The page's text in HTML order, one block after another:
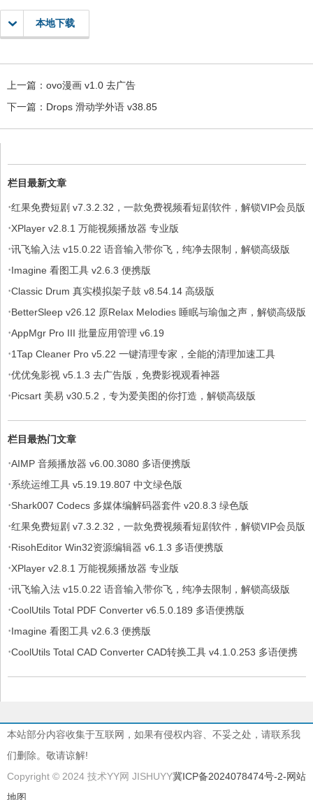
本地下载
上一篇： ovo漫画 v1.0 去广告
下一篇： Drops 滑动学外语 v38.85
栏目最新文章
·红果免费短剧 v7.3.2.32，一款免费视频看短剧软件，解锁VIP会员版
·XPlayer v2.8.1 万能视频播放器 专业版
·讯飞输入法 v15.0.22 语音输入带你飞，纯净去限制，解锁高级版
·Imagine 看图工具 v2.6.3 便携版
·Classic Drum 真实模拟架子鼓 v8.54.14 高级版
·BetterSleep v26.12 原Relax Melodies 睡眠与瑜伽之声，解锁高级版
·AppMgr Pro III 批量应用管理 v6.19
·1Tap Cleaner Pro v5.22 一键清理专家，全能的清理加速工具
·优优兔影视 v5.1.3 去广告版，免费影视观看神器
·Picsart 美易 v30.5.2，专为爱美图的你打造，解锁高级版
栏目最热门文章
·AIMP 音频播放器 v6.00.3080 多语便携版
·系统运维工具 v5.19.19.807 中文绿色版
·Shark007 Codecs 多媒体编解码器套件 v20.8.3 绿色版
·红果免费短剧 v7.3.2.32，一款免费视频看短剧软件，解锁VIP会员版
·RisohEditor Win32资源编辑器 v6.1.3 多语便携版
·XPlayer v2.8.1 万能视频播放器 专业版
·讯飞输入法 v15.0.22 语音输入带你飞，纯净去限制，解锁高级版
·CoolUtils Total PDF Converter v6.5.0.189 多语便携版
·Imagine 看图工具 v2.6.3 便携版
·CoolUtils Total CAD Converter CAD转换工具 v4.1.0.253 多语便携
本站部分内容收集于互联网，如果有侵权内容、不妥之处，请联系我
们删除。敬请谅解!
Copyright © 2024 技术YY网 JISHUYY冀ICP备2024078474号-2-网站
地图